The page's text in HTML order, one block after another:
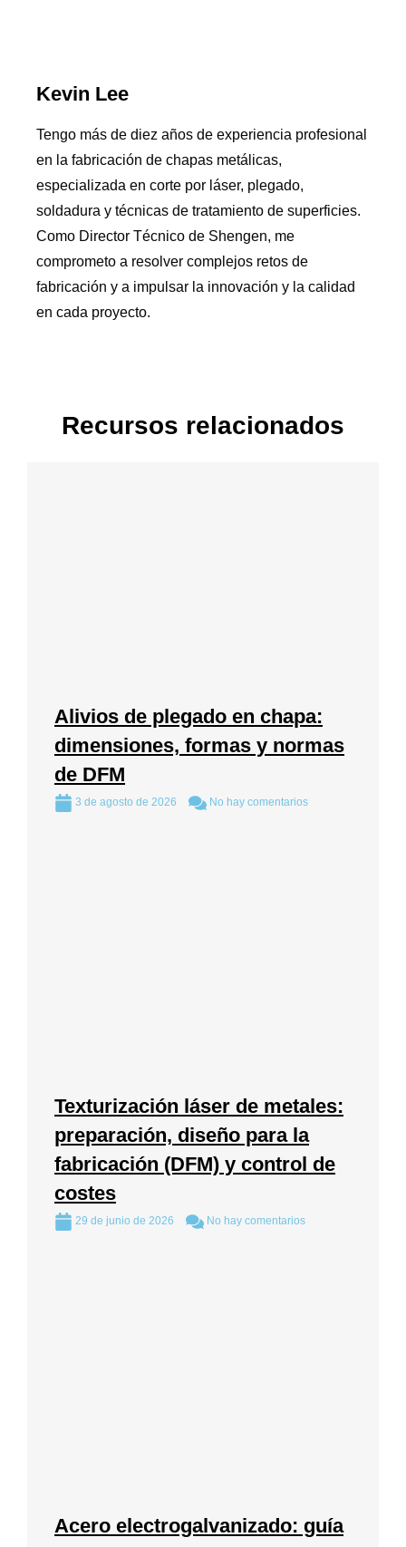
Kevin Lee
Tengo más de diez años de experiencia profesional
en la fabricación de chapas metálicas,
especializada en corte por láser, plegado,
soldadura y técnicas de tratamiento de superficies.
Como Director Técnico de Shengen, me
comprometo a resolver complejos retos de
fabricación y a impulsar la innovación y la calidad
en cada proyecto.
Recursos relacionados
Alivios de plegado en chapa:
dimensiones, formas y normas
de DFM
3 de agosto de 2026 No hay comentarios
Texturización láser de metales:
preparación, diseño para la
fabricación (DFM) y control de
costes
29 de junio de 2026 No hay comentarios
Acero electrogalvanizado: guía